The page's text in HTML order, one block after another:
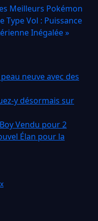
Meilleurs Pokémon
Type Vol : Puissance
Inégalée »
neuve avec des
y désormais sur
Vendu pour 2
Élan pour la